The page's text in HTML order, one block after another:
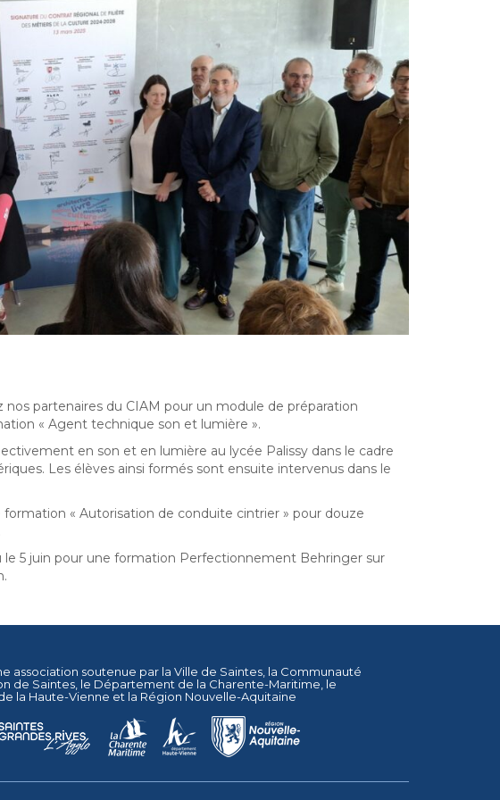
nos partenaires du CIAM pour un module de préparation
« Agent technique son et lumière ».
en son et en lumière au lycée Palissy dans le cadre
Les élèves ainsi formés sont ensuite intervenus dans le
« Autorisation de conduite cintrier » pour douze
5 juin pour une formation Perfectionnement Behringer sur
association soutenue par la Ville de Saintes , la Communauté
de Saintes , le Département de la Charente-Maritime , le
la Haute-Vienne et la Région Nouvelle-Aquitaine